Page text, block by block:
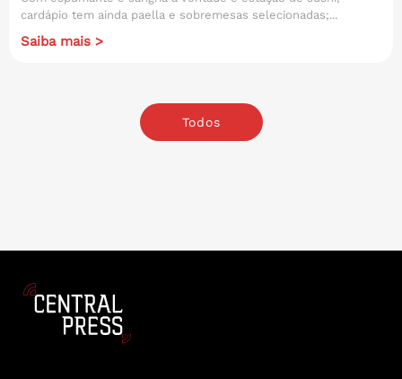
cardápio tem ainda paella e sobremesas selecionadas;...
Saiba mais >
Todos